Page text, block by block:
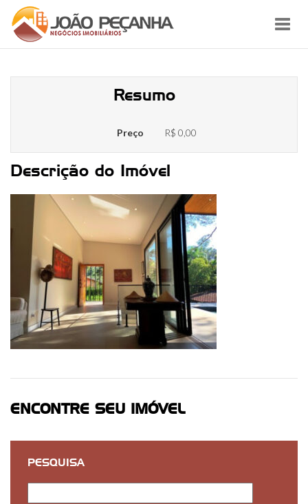
Resumo
Preço R$ 0,00
Descrição do Imóvel
ENCONTRE SEU IMÓVEL
PESQUISA